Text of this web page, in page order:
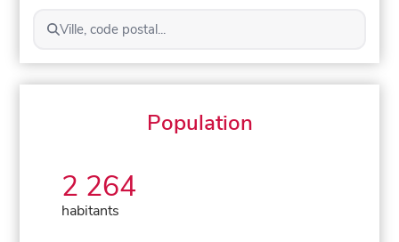
Ville, code postal...
Population
2 264
habitants